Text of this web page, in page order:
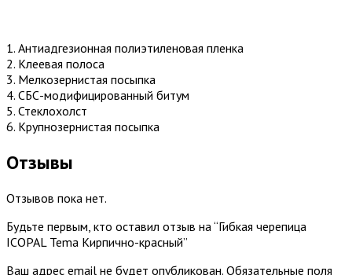
1. Антиадгезионная полиэтиленовая пленка
2. Клеевая полоса
3. Мелкозернистая посыпка
4. СБС-модифицированный битум
5. Стеклохолст
6. Крупнозернистая посыпка
Отзывы
Отзывов пока нет.
Будьте первым, кто оставил отзыв на “Гибкая черепица
ICOPAL Tema Кирпично-красный”
Ваш адрес email не будет опубликован. Обязательные поля